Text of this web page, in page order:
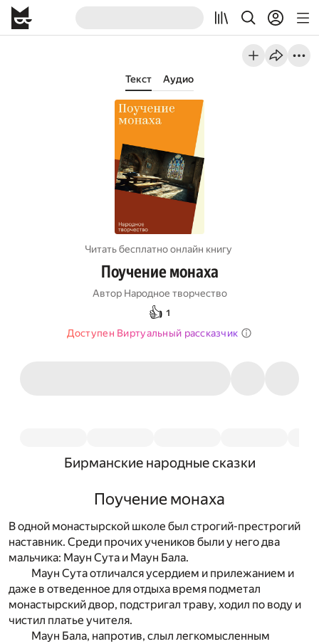
Текст Аудио
Читать бесплатно онлайн книгу
Поучение монаха
Автор Народное творчество
👍 1
Доступен Виртуальный рассказчик
Бирманские народные сказки
Поучение монаха
В одной монастырской школе был строгий-престрогий
наставник. Среди прочих учеников были у него два
мальчика: Маун Сута и Маун Бала.
Маун Сута отличался усердием и прилежанием и
даже в отведенное для отдыха время подметал
монастырский двор, подстригал траву, ходил по воду и
чистил платье учителя.
Маун Бала, напротив, слыл легкомысленным